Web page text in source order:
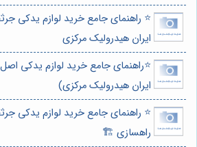
⭐️ راهنمای جامع خرید لوازم یدکی
ایران هیدرولیک مرکزی
⭐️راهنمای جامع خرید لوازم یدکی
ایران هیدرولیک مرکزی)
⭐️ راهنمای جامع خرید لوازم یدکی
راهسازی 🏗️